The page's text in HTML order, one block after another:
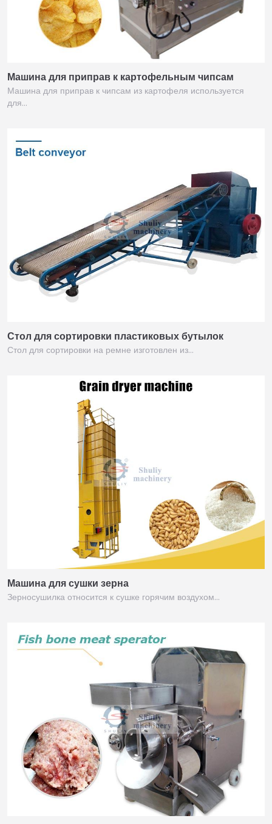
Машина для приправ к картофельным чипсам
Машина для приправ к чипсам из картофеля используется
для…
Стол для сортировки пластиковых бутылок
Стол для сортировки на ремне изготовлен из…
Машина для сушки зерна
Зерносушилка относится к сушке горячим воздухом…